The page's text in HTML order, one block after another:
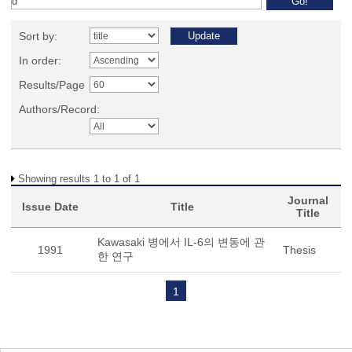
Sort by:
In order:
Results/Page
Authors/Record:
Showing results 1 to 1 of 1
Issue Date Title
Journal
Title
1991
Kawasaki 병에서 IL-6의 변동에 관
한 연구
Thesis
1